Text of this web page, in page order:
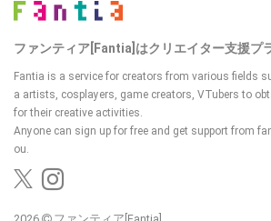
ファンティア[Fantia]はクリエイター支援プ
Fantia is a service for creators from various fields
a artists, cosplayers, game creators, VTubers to
for their creative activities.
Anyone can sign up for free and get support from
ou.